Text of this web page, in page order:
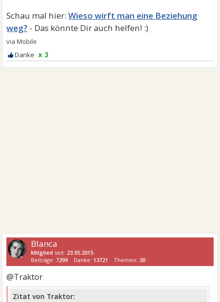
Wieso wirft man eine Beziehung
weg?
x 3
Blanca
Mitglied seit: 23.05.2015
Beiträge: 7299 Danke: 13721 Themen: 30
@Traktor
Zitat von Traktor: